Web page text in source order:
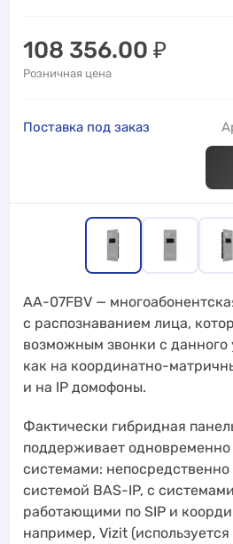
108 356.00 ₽
Розничная цена
Поставка под заказ
AA-07FBV —
с распознаванием лицa,
возможным звонки с данного
как на координатно-
и на IP домофоны.
Фактически гибридная
поддерживает одновременно
системами:
системой BAS-IP, с
работающими по SIP и
например, Vizit